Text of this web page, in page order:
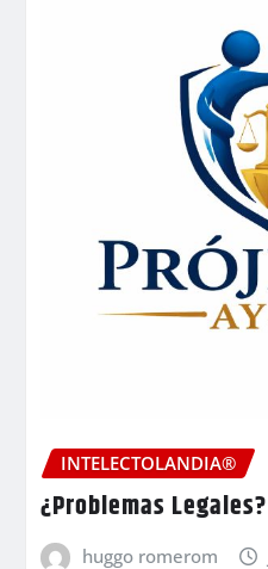
INTELECTOLANDIA®
¿Problemas Legales?
huggo romerom